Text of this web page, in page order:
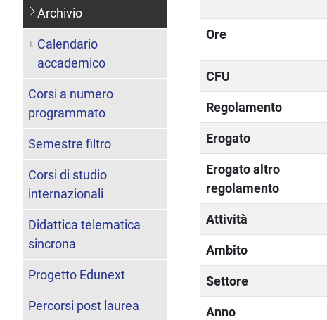
Ore
CFU
Regolamento
Erogato
Erogato altro
regolamento
Attività
Ambito
Settore
Anno
Archivio
Calendario
accademico
Corsi a numero
programmato
Semestre filtro
Corsi di studio
internazionali
Didattica telematica
sincrona
Progetto Edunext
Percorsi post laurea